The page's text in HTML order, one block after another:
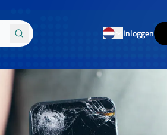
Inloggen